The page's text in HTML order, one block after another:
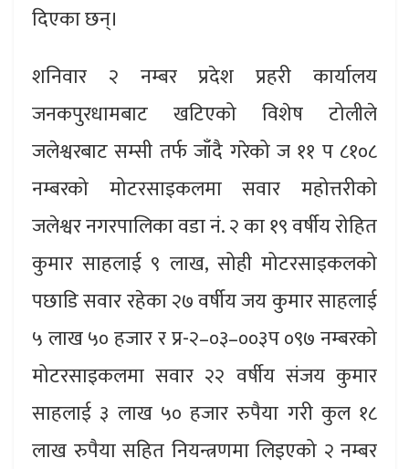
दिएका छन्।
शनिवार २ नम्बर प्रदेश प्रहरी कार्यालय
जनकपुरधामबाट खटिएको विशेष टोलीले
जलेश्वरबाट सम्सी तर्फ जाँदै गरेको ज ११ प ८१०८
नम्बरको मोटरसाइकलमा सवार महोत्तरीको
जलेश्वर नगरपालिका वडा नं. २ का १९ वर्षीय रोहित
कुमार साहलाई ९ लाख, सोही मोटरसाइकलको
पछाडि सवार रहेका २७ वर्षीय जय कुमार साहलाई
५ लाख ५० हजार र प्र-२–०३–००३प ०९७ नम्बरको
मोटरसाइकलमा सवार २२ वर्षीय संजय कुमार
साहलाई ३ लाख ५० हजार रुपैया गरी कुल १८
लाख रुपैया सहित नियन्त्रणमा लिइएको २ नम्बर